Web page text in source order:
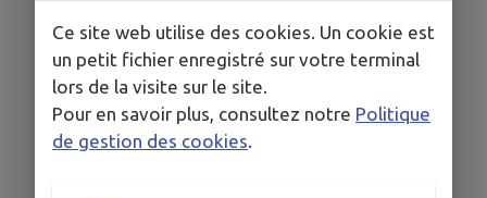
ILs doivent être déposés en déchetterie ou
faire l'objet d'un compostage individuel.
Ce site web utilise des cookies. Un cookie est
un petit fichier enregistré sur votre terminal
lors de la visite sur le site.
Pour en savoir plus, consultez notre Politique
de gestion des cookies.